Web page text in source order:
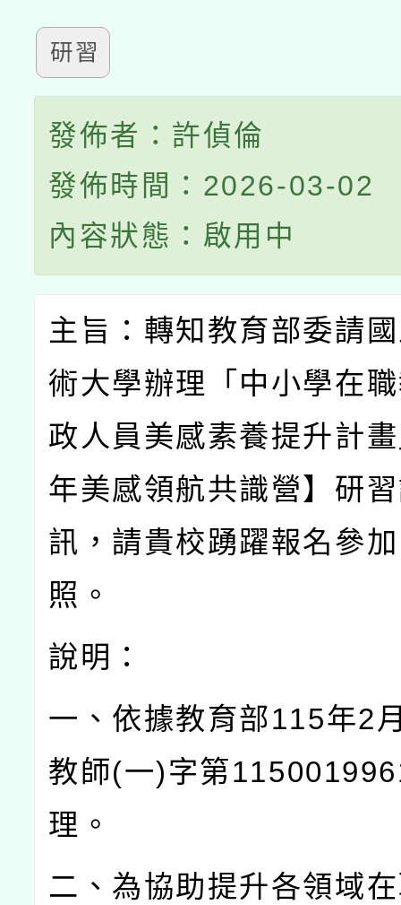
研習
發佈者：許偵倫
發佈時間：2026-03-02
內容狀態：啟用中
主旨：轉知教育部委請
術大學辦理「中小學在
政人員美感素養提升計
年美感領航共識營】研
訊，請貴校踴躍報名參
照。
說明：
一、依據教育部115年2
教師(一)字第
理。
二、為協助提升各領域